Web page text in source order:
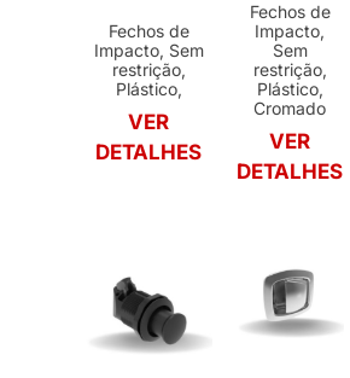
Fechos de
Impacto, Sem
restrição,
Plástico,
VER
DETALHES
Fechos de
Impacto,
Sem
restrição,
Plástico,
Cromado
VER
DETALHES